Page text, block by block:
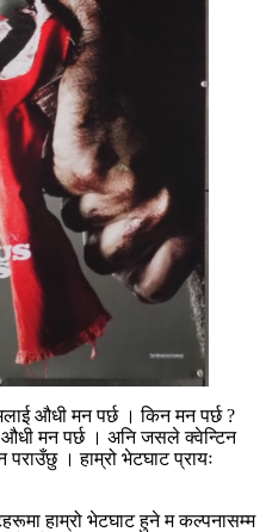
औधी मन पर्छ । किन मन पर्छ ?
औधी मन पर्छ । अनि जसले क्वेन्टिन
पराउँछु । हाम्रो भेटघाट प्रायः
हाम्रो भेटघाट हुने म कल्पनासम्म